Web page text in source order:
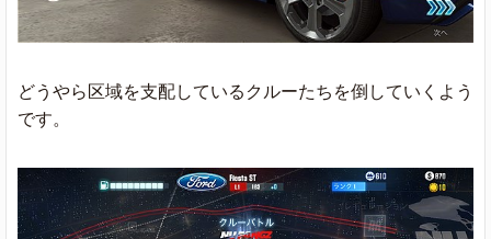
どうやら区域を支配しているクルーたちを倒していくよう
です。